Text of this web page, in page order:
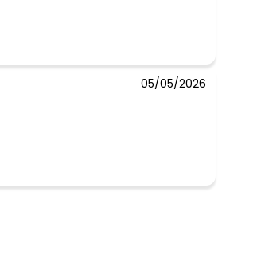
05/05/2026